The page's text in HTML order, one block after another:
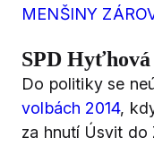
MENŠINY
SPD
Do politiky se
volbách 2014,
za hnutí Úsvit do